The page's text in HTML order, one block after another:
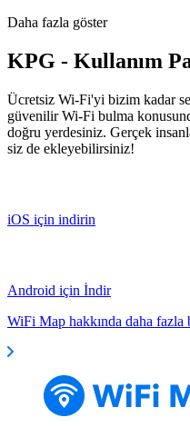
Daha fazla göster
KPG - Kullanım
Ücretsiz Wi-Fi'yi bizim kadar
güvenilir Wi-Fi bulma
doğru yerdesiniz. Gerçek
siz de ekleyebilirsiniz!
iOS için indirin
Android için İndir
WiFi Map hakkında daha fazla